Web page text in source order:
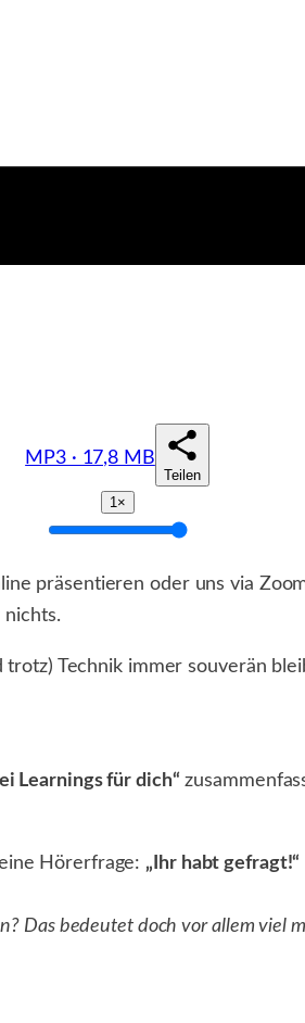
MP3 · 17,8 MB
Teilen
1×
präsentieren oder uns via
nichts.
Technik immer souverän
Learnings für dich“
Hörerfrage: „Ihr habt gefragt!“
Das bedeutet doch vor allem viel